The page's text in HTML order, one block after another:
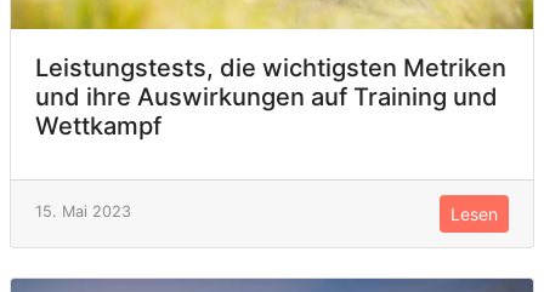
Leistungstests, die wichtigsten Metriken
und ihre Auswirkungen auf Training und
Wettkampf
15. Mai 2023 Lesen